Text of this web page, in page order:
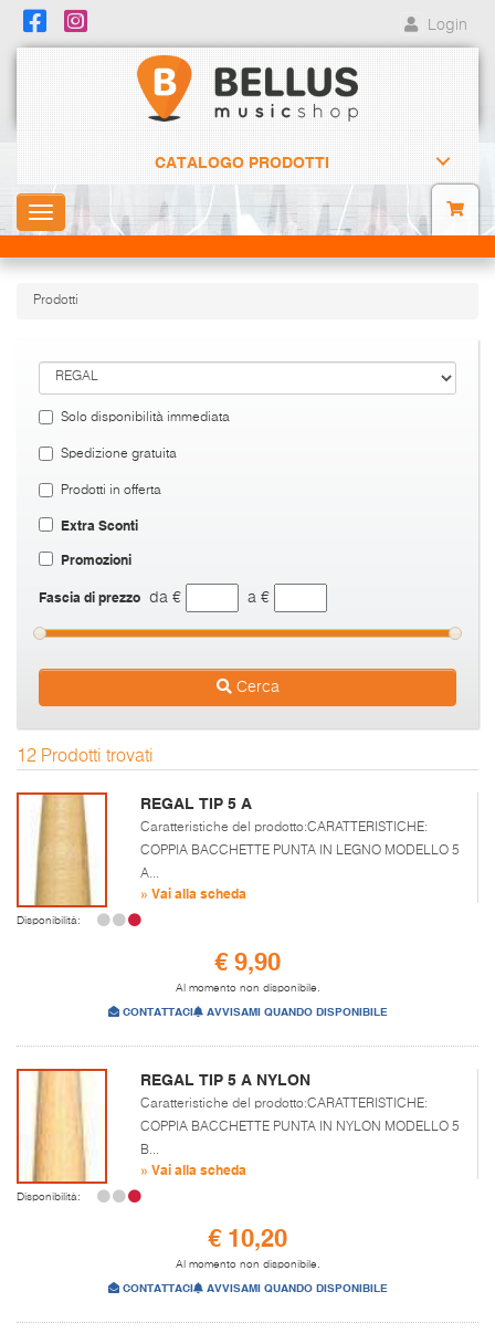
Login
CATALOGO PRODOTTI
Toggle
navigation
Prodotti
Solo disponibilità immediata
Spedizione gratuita
Prodotti in offerta
Extra Sconti
Promozioni
Fascia di prezzo da € a €
Cerca
12 Prodotti trovati
REGAL TIP 5 A
Caratteristiche del prodotto:CARATTERISTICHE:
COPPIA BACCHETTE PUNTA IN LEGNO MODELLO 5
A...
» Vai alla scheda
Disponibilità:
€ 9,90
Al momento non disponibile.
CONTATTACI AVVISAMI QUANDO DISPONIBILE
REGAL TIP 5 A NYLON
Caratteristiche del prodotto:CARATTERISTICHE:
COPPIA BACCHETTE PUNTA IN NYLON MODELLO 5
B...
» Vai alla scheda
Disponibilità:
€ 10,20
Al momento non disponibile.
CONTATTACI AVVISAMI QUANDO DISPONIBILE